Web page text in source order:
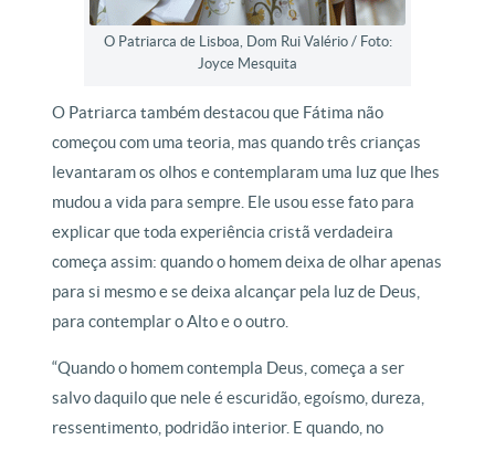
O Patriarca de Lisboa, Dom Rui Valério / Foto:
Joyce Mesquita
O Patriarca também destacou que Fátima não
começou com uma teoria, mas quando três crianças
levantaram os olhos e contemplaram uma luz que lhes
mudou a vida para sempre. Ele usou esse fato para
explicar que toda experiência cristã verdadeira
começa assim: quando o homem deixa de olhar apenas
para si mesmo e se deixa alcançar pela luz de Deus,
para contemplar o Alto e o outro.
“Quando o homem contempla Deus, começa a ser
salvo daquilo que nele é escuridão, egoísmo, dureza,
ressentimento, podridão interior. E quando, no